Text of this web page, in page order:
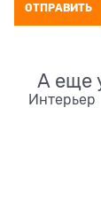
А еще
Интерьер